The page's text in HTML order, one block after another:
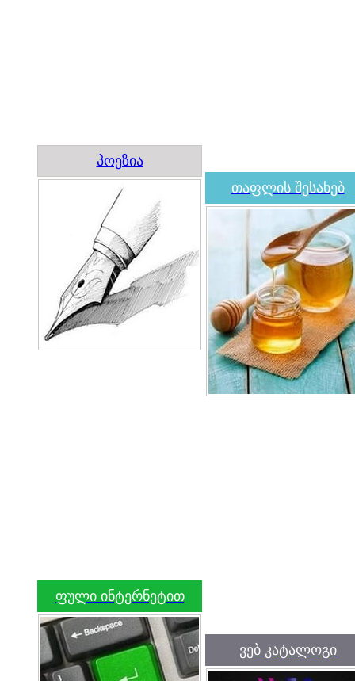
პოეზია
თაფლის შესახებ
ფული ინტერნეტით
ვებ კატალოგი